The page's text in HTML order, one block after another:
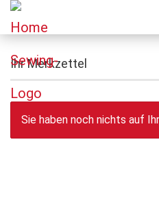
Ihr Merkzettel
Sie haben noch nichts auf